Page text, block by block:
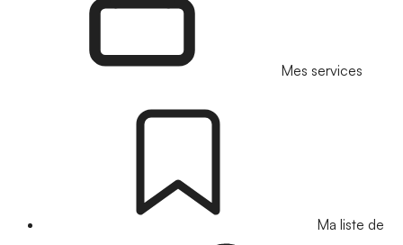
Mes services
Ma liste de